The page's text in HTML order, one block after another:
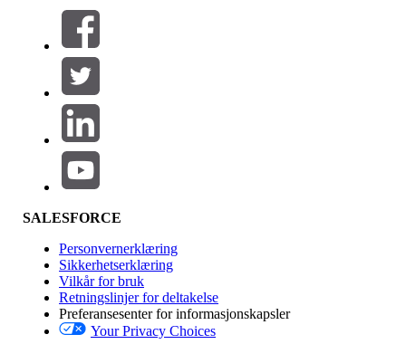
Filtre (0)
VELG FILTRE
Produktområde
Funksjonsinnvirkning
Utgave
SALESFORCE
Personvernerklæring
Sikkerhetserklæring
Vilkår for bruk
Retningslinjer for deltakelse
Preferansesenter for informasjonskapsler
Your Privacy Choices